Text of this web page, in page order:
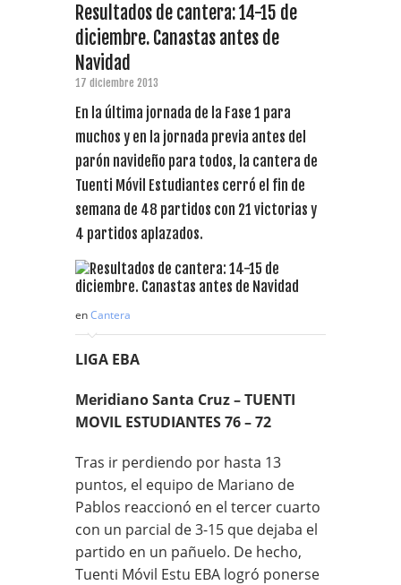
Resultados de cantera: 14-15 de
diciembre. Canastas antes de
Navidad
17 diciembre 2013
En la última jornada de la Fase 1 para
muchos y en la jornada previa antes del
parón navideño para todos, la cantera de
Tuenti Móvil Estudiantes cerró el fin de
semana de 48 partidos con 21 victorias y
4 partidos aplazados.
enCantera
LIGA EBA
Meridiano Santa Cruz – TUENTI
MOVIL ESTUDIANTES 76 – 72
Tras ir perdiendo por hasta 13
puntos, el equipo de Mariano de
Pablos reaccionó en el tercer cuarto
con un parcial de 3-15 que dejaba el
partido en un pañuelo. De hecho,
Tuenti Móvil Estu EBA logró ponerse